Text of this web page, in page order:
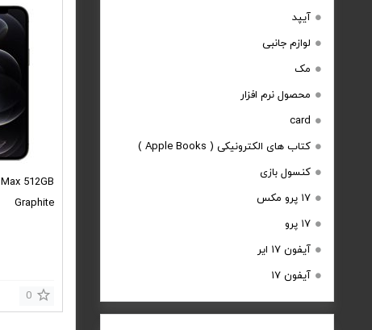
512GB
Graphite
0
آیپد
لوازم جانبی
مک
محصول نرم افزار
card
کتاب های الکترونیکی ( Apple Books )
کنسول بازی
۱۷ پرو مکس
۱۷ پرو
آیفون ۱۷ ایر
آیفون ۱۷